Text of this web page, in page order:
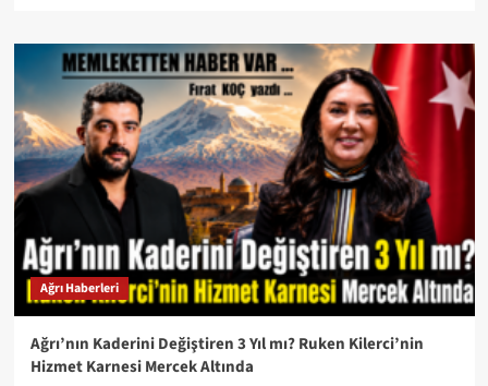
Ağrı Haberleri
Ağrı’nın Kaderini Değiştiren 3 Yıl mı? Ruken Kilerci’nin
Hizmet Karnesi Mercek Altında